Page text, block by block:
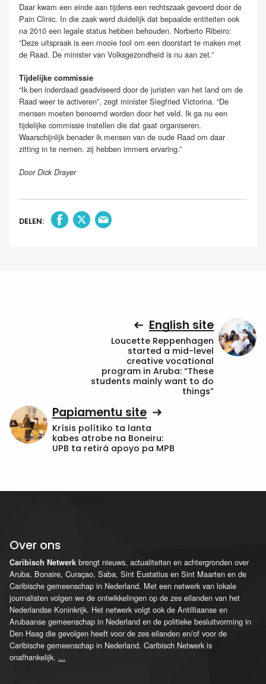
Daar kwam een einde aan tijdens een rechtszaak gevoerd door de
Pain Clinic. In die zaak werd duidelijk dat bepaalde entiteiten ook
na 2010 een legale status hebben behouden. Norberto Ribeiro:
“Deze uitspraak is een mooie tool om een doorstart te maken met
de Raad. De minister van Volksgezondheid is nu aan zet.”
Tijdelijke commissie
“Ik ben inderdaad geadviseerd door de juristen van het land om de
Raad weer te activeren”, zegt minister Siegfried Victorina. “De
mensen moeten benoemd worden door het veld. Ik ga nu een
tijdelijke commissie instellen die dat gaat organiseren.
Waarschijnlijk benader ik mensen van de oude Raad om daar
zitting in te nemen. zij hebben immers ervaring.”
Door Dick Drayer
DELEN:
English site
Loucette Reppenhagen
started a mid-level
creative vocational
program in Aruba: “These
students mainly want to do
things”
Papiamentu site
Krísis polítiko ta lanta
kabes atrobe na Boneiru:
UPB ta retirá apoyo pa MPB
Over ons
Caribisch Netwerk brengt nieuws, actualiteiten en achtergronden over
Aruba, Bonaire, Curaçao, Saba, Sint Eustatius en Sint Maarten en de
Caribische gemeenschap in Nederland. Met een netwerk van lokale
journalisten volgen we de ontwikkelingen op de zes eilanden van het
Nederlandse Koninkrijk. Het netwerk volgt ook de Antilliaanse en
Arubaanse gemeenschap in Nederland en de politieke besluitvorming in
Den Haag die gevolgen heeft voor de zes eilanden en/of voor de
Caribische gemeenschap in Nederland. Caribisch Netwerk is
onafhankelijk. ...